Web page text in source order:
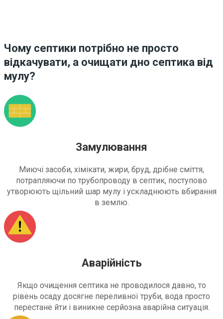
Чому септики потрібно не просто
відкачувати, а очищати дно септика від
мулу?
Замулювання
Миючі засоби, хімікати, жири, бруд, дрібне сміття,
потрапляючи по трубопроводу в септик, поступово
утворюють щільний шар мулу і ускладнюють вбирання
в землю.
Аварійність
Якщо очищення септика не проводилося давно, то
рівень осаду досягне переливної труби, вода просто
перестане йти і виникне серйозна аварійна ситуація.